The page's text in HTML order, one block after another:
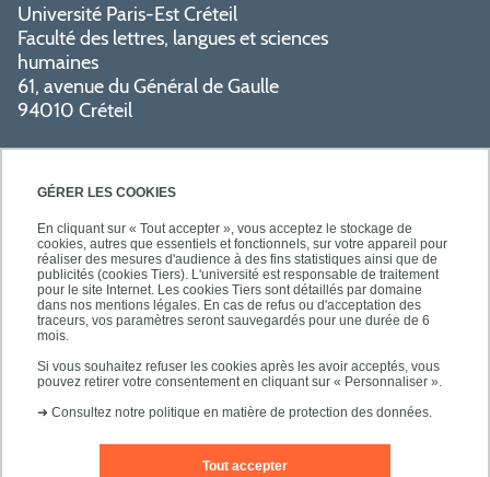
GÉRER LES COOKIES
En cliquant sur « Tout accepter », vous acceptez le stockage de
cookies, autres que essentiels et fonctionnels, sur votre appareil pour
réaliser des mesures d'audience à des fins statistiques ainsi que de
publicités (cookies Tiers). L'université est responsable de traitement
pour le site Internet. Les cookies Tiers sont détaillés par domaine
dans nos mentions légales. En cas de refus ou d'acceptation des
traceurs, vos paramètres seront sauvegardés pour une durée de 6
mois.
Si vous souhaitez refuser les cookies après les avoir acceptés, vous
pouvez retirer votre consentement en cliquant sur « Personnaliser ».
➜ Consultez notre politique en matière de protection des données.
Tout accepter
Université Paris-Est Créteil
Faculté des lettres, langues et sciences
humaines
61, avenue du Général de Gaulle
94010 Créteil
PRATIQUE
NOS FORMATIONS